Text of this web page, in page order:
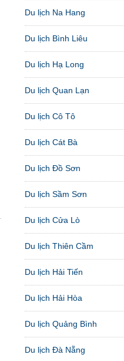
Du lịch Na Hang
Du lịch Bình Liêu
Du lịch Hạ Long
Du lịch Quan Lạn
Du lịch Cô Tô
Du lịch Cát Bà
Du lịch Đồ Sơn
Du lịch Sầm Sơn
Du lịch Cửa Lò
Du lịch Thiên Cầm
Du lịch Hải Tiến
Du lịch Hải Hòa
Du lịch Quảng Bình
Du lịch Đà Nẵng